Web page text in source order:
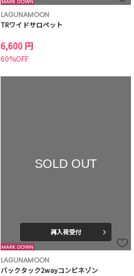
LAGUNAMOON
TRワイドサロペット
6,600 円
60%OFF
SOLD OUT
再入荷受付
LAGUNAMOON
バックタック2wayコンビネゾン